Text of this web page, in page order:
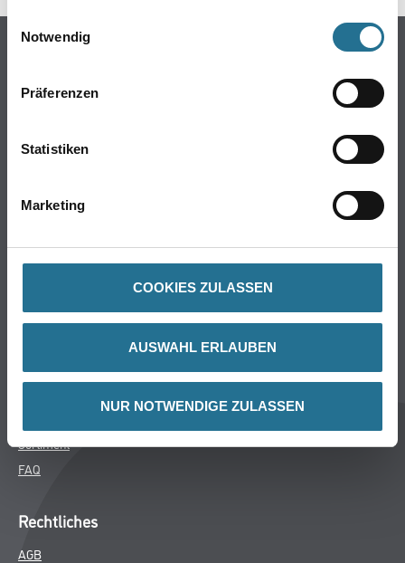
Einwilligungsauswahl
Notwendig
Präferenzen
Statistiken
Marketing
COOKIES ZULASSEN
AUSWAHL ERLAUBEN
NUR NOTWENDIGE ZULASSEN
Online-Shop
Putze- und Spachtelmassen
Wand- & Deckenbeläge
Späth Knoll GmbH
Aktuelles
Sortiment
FAQ
Rechtliches
AGB